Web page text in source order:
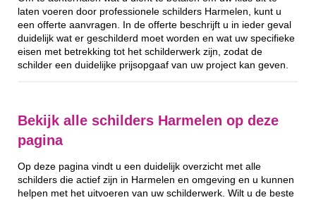
laten voeren door professionele schilders Harmelen, kunt u
een offerte aanvragen. In de offerte beschrijft u in ieder geval
duidelijk wat er geschilderd moet worden en wat uw specifieke
eisen met betrekking tot het schilderwerk zijn, zodat de
schilder een duidelijke prijsopgaaf van uw project kan geven.
Bekijk alle schilders Harmelen op deze
pagina
Op deze pagina vindt u een duidelijk overzicht met alle
schilders die actief zijn in Harmelen en omgeving en u kunnen
helpen met het uitvoeren van uw schilderwerk. Wilt u de beste